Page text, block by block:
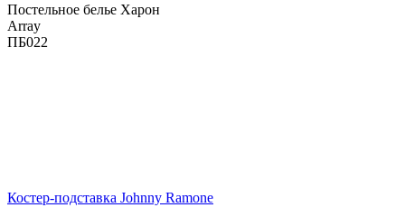
Постельное белье Харон
Array
ПБ022
Костер-подставка Johnny Ramone